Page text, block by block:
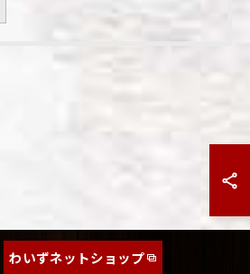
わいずネットショップ